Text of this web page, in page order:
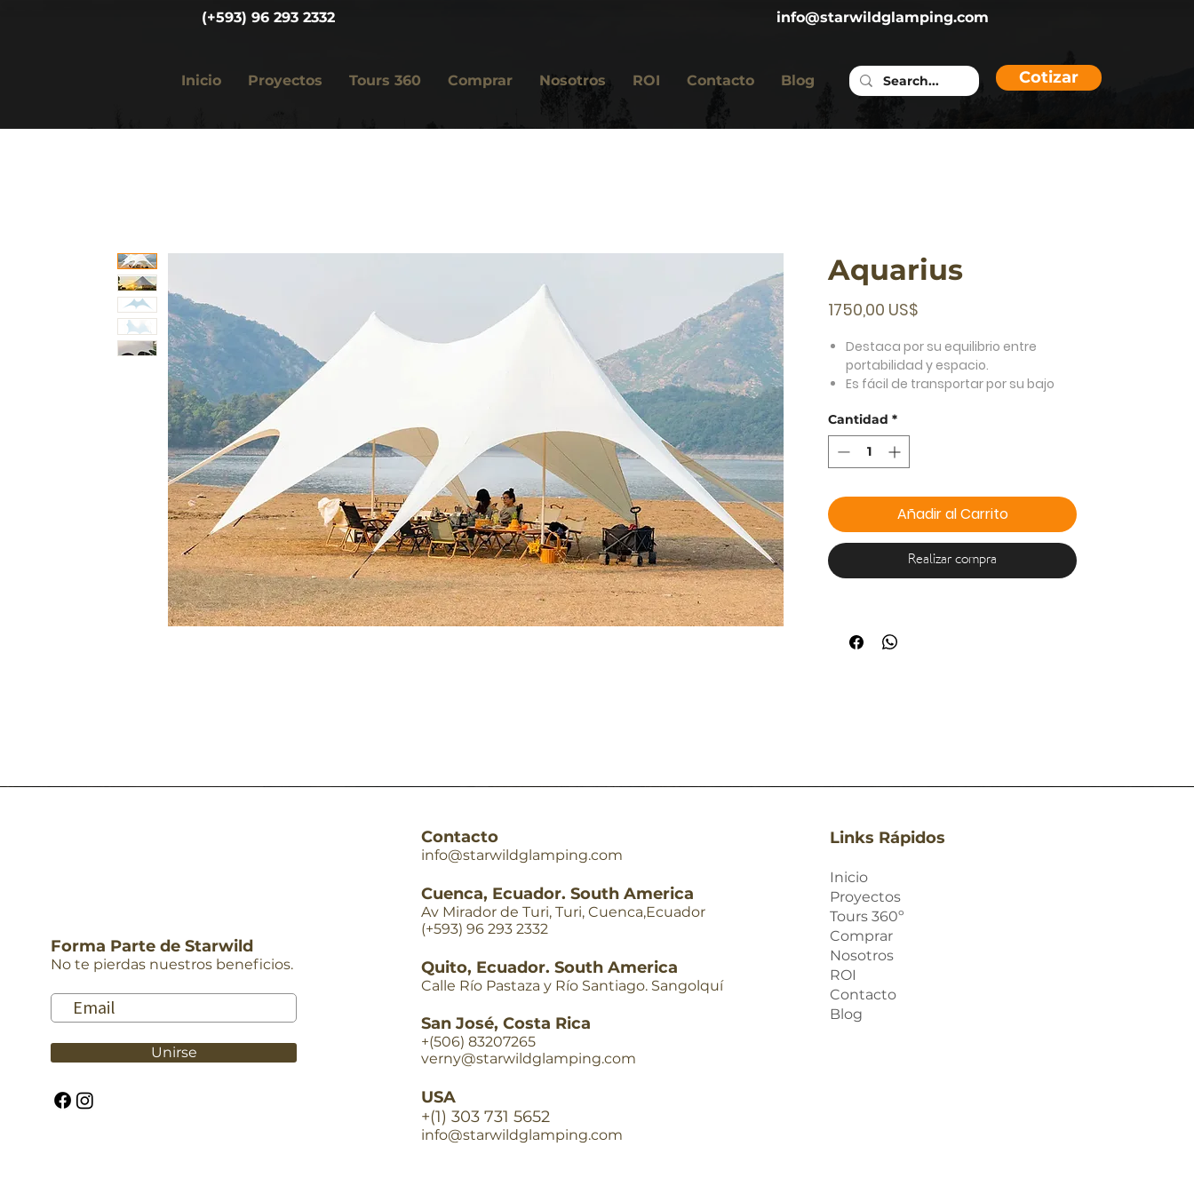
(+593) 96 293 2332 info@starwildglamping.com
Inicio Proyectos Tours 360 Comprar Nosotros ROI Contacto Blog Cotizar
Aquarius
1750,00 US$
Destaca por su equilibrio entre
portabilidad y espacio.
Es fácil de transportar por su bajo
cómodo para grupos pequeños.
Su estructura de acero telescópico
asegura firmeza, mientras que el
ventilación y protección contra el
clima, convirtiéndo en una opción
confiable para escapadas o
eventos espontáneos.
Cantidad *
Añadir al Carrito
Realizar compra
Forma Parte de Starwild
No te pierdas nuestros beneficios.
Unirse
Contacto
info@starwildglamping.com
Cuenca, Ecuador. South America
Av Mirador de Turi, Turi, Cuenca,Ecuador
(+593) 96 293 2332
Quito, Ecuador. South America
Calle Río Pastaza y Río Santiago. Sangolquí
San José, Costa Rica
+(506) 83207265
verny@starwildglamping.com
USA
+(1) 303 731 5652
info@starwildglamping.com
Links Rápidos
Inicio
Proyectos
Tours 360º
Comprar
Nosotros
ROI
Contacto
Blog